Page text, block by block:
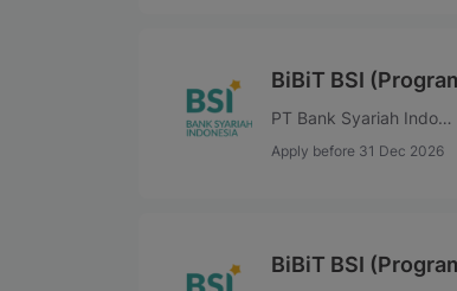
BiBiT BSI
PT Bank Syariah Indonesia (Persero) Tbk
Apply before 31 Dec 2026
BiBiT BSI